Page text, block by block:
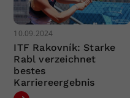
10.09.2024
ITF Rakovník: Starke
Rabl verzeichnet
bestes
Karriereergebnis